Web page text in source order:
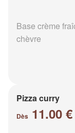
Base crème
chèvre
Pizza curry
Dès 11.00 €